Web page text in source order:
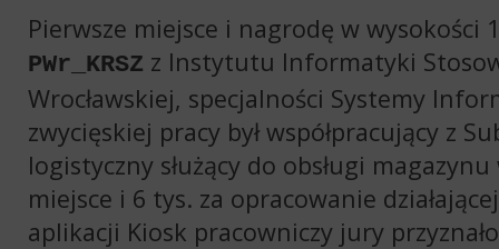
Pierwsze miejsce i nagrodę w wysokości
PWr_KRSZ z Instytutu Informatyki
Wrocławskiej, specjalności Systemy
zwycięskiej pracy był współpracujący z
logistyczny służący do obsługi
miejsce i 6 tys. za opracowanie
aplikacji Kiosk pracowniczy jury